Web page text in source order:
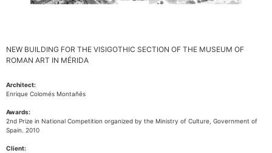
NEW BUILDING FOR THE VISIGOTHIC SECTION OF THE MUSEUM OF
ROMAN ART IN MÉRIDA
Architect:
Enrique Colomés Montañés
Awards:
2nd Prize in National Competition organized by the Ministry of Culture, Government of
Spain. 2010
Client: